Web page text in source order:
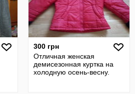
300 грн
Отличная женская
демисезонная куртка на
холодную осень-весну.